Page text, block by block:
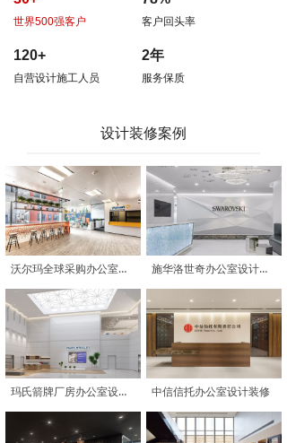
世界500强客户
120+
自营设计施工人员
客户回头率
2年
服务保质
设计装修案例
沃尔玛全球采购办公室设计装修 施华洛世奇办公室设计装修
玛氏箭牌厂房办公室设计装修 中信信托办公室设计装修